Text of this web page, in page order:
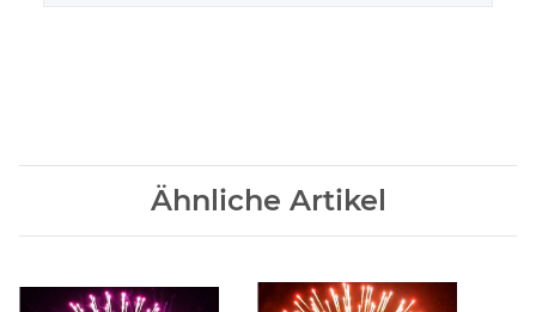
Ähnliche Artikel